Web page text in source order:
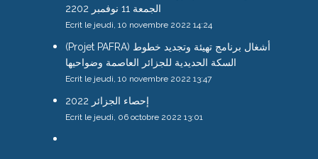
الجمعة 11 نوفمبر 2202
Ecrit le jeudi, 10 novembre 2022 14:24
(Projet PAFRA) أشغال برنامج تهيئة وتجديد خطوط
السكة الحديدية للجزائر العاصمة وضواحيها
Ecrit le jeudi, 10 novembre 2022 13:47
إحصاء الجزائر 2022
Ecrit le jeudi, 06 octobre 2022 13:01